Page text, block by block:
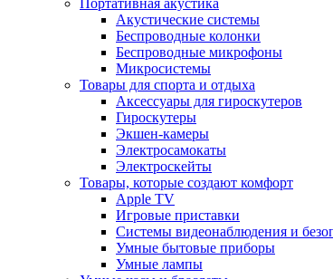
Портативная акустика
Акустические системы
Беспроводные колонки
Беспроводные микрофоны
Микросистемы
Товары для спорта и отдыха
Аксессуары для гироскутеров
Гироскутеры
Экшен-камеры
Электросамокаты
Электроскейты
Товары, которые создают комфорт
Apple TV
Игровые приставки
Системы видеонаблюдения и
Умные бытовые приборы
Умные лампы